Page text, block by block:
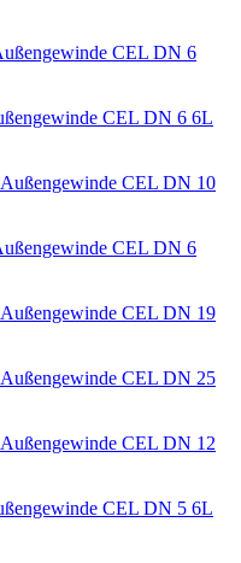
CEL DN 6
CEL DN 6 6L
CEL DN 10
CEL DN 6
CEL DN 19
CEL DN 25
CEL DN 12
CEL DN 5 6L